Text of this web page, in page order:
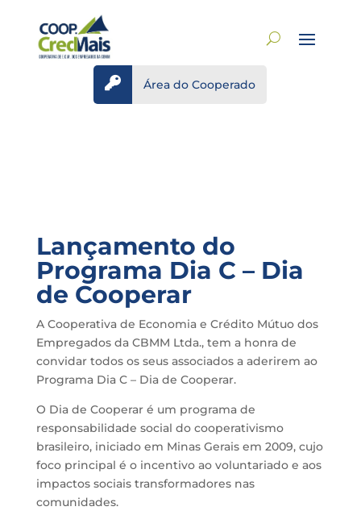
 Área do Cooperado
Lançamento do
Programa Dia C – Dia
de Cooperar
A Cooperativa de Economia e Crédito Mútuo dos
Empregados da CBMM Ltda., tem a honra de
convidar todos os seus associados a aderirem ao
Programa Dia C – Dia de Cooperar.
O Dia de Cooperar é um programa de
responsabilidade social do cooperativismo
brasileiro, iniciado em Minas Gerais em 2009, cujo
foco principal é o incentivo ao voluntariado e aos
impactos sociais transformadores nas
comunidades.